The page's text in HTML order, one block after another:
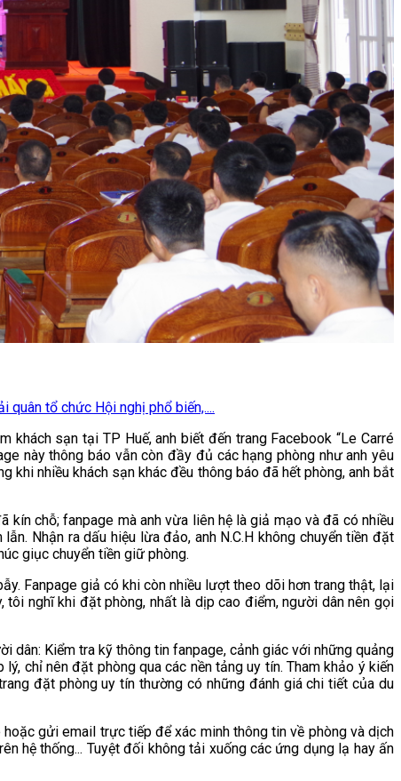
quân tổ chức Hội nghị phổ biến,....
sạn tại TP Huế, anh biết đến trang Facebook “Le Carré
này thông báo vẫn còn đầy đủ các hạng phòng như anh yêu
khi nhiều khách sạn khác đều thông báo đã hết phòng, anh bắt
chỗ; fanpage mà anh vừa liên hệ là giả mạo và đã có nhiều
Nhận ra dấu hiệu lừa đảo, anh N.C.H không chuyển tiền đặt
giục chuyển tiền giữ phòng.
Fanpage giả có khi còn nhiều lượt theo dõi hơn trang thật, lại
tôi nghĩ khi đặt phòng, nhất là dịp cao điểm, người dân nên gọi
dân: Kiểm tra kỹ thông tin fanpage, cảnh giác với những quảng
chỉ nên đặt phòng qua các nền tảng uy tín. Tham khảo ý kiến
đặt phòng uy tín thường có những đánh giá chi tiết của du
gửi email trực tiếp để xác minh thông tin về phòng và dịch
hệ thống... Tuyệt đối không tải xuống các ứng dụng lạ hay ấn